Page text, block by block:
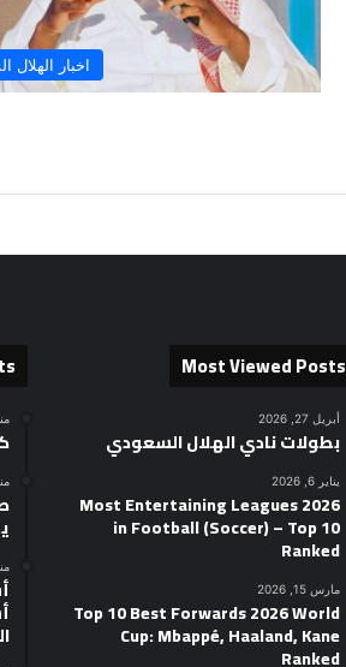
اخبار الهلال
Most Viewed Posts
أبريل 27, 2026
بطولات نادي الهلال السعودي
يناير 6, 2026
2026 Most Entertaining Leagues
in Football (Soccer) – Top 10
Ranked
مارس 15, 2026
Top 10 Best Forwards 2026 World
Cup: Mbappé, Haaland, Kane
Ranked
منذ
منذ 3